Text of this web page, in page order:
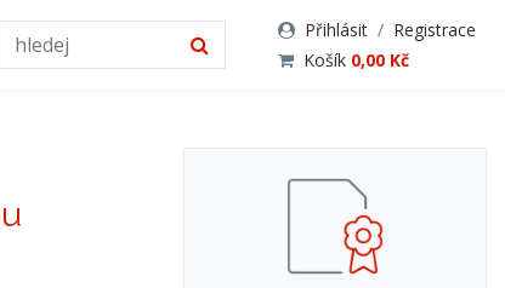
Přihlásit / Registrace
Košík 0,00 Kč